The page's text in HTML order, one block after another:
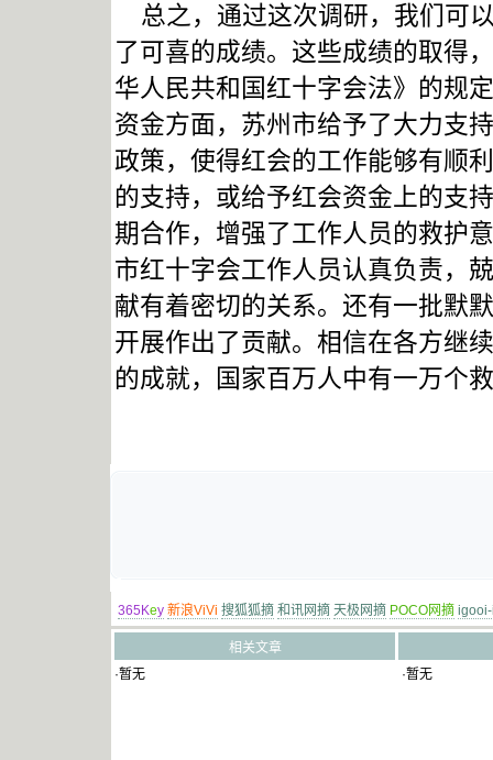
总之，通过这次调研，我们可
了可喜的成绩。这些成绩的取得
华人民共和国红十字会法》的规
资金方面，苏州市给予了大力支
政策，使得红会的工作能够有顺
的支持，或给予红会资金上的支
期合作，增强了工作人员的救护
市红十字会工作人员认真负责，
献有着密切的关系。还有一批默
开展作出了贡献。相信在各方继
的成就，国家百万人中有一万个
365Key 新浪ViVi 搜狐狐摘 和讯网摘 天极网摘 POCO网摘
相关文章
·暂无
·暂无